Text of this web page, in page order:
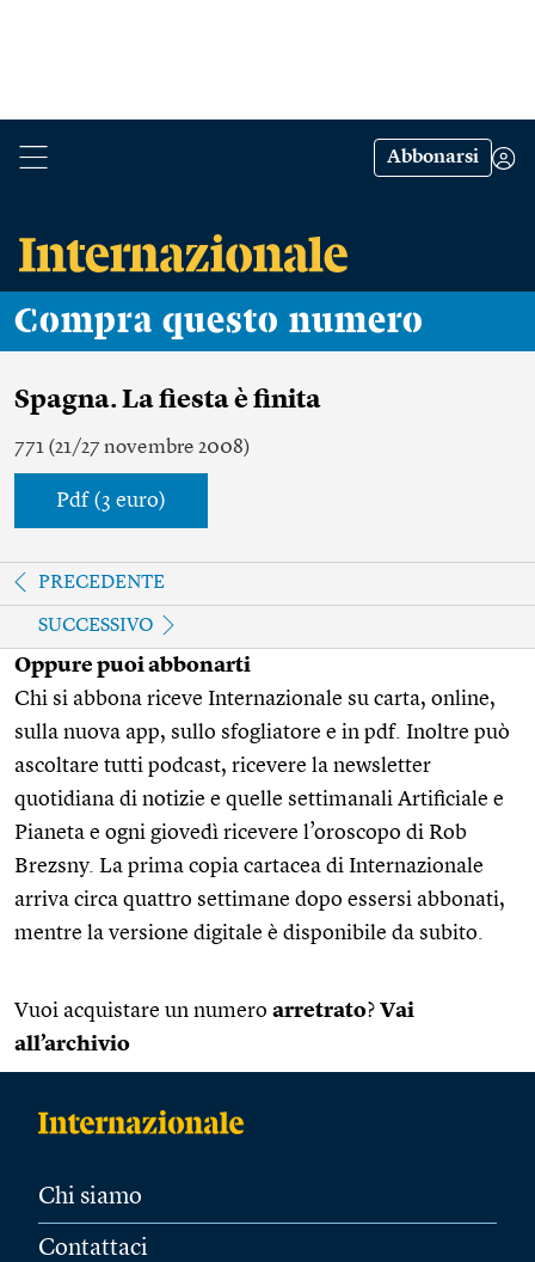
Abbonarsi
Compra questo numero
Spagna. La fiesta è finita
771 (21/27 novembre 2008)
Pdf (3 euro)
PRECEDENTE
SUCCESSIVO
Oppure puoi abbonarti
Chi si abbona riceve Internazionale su carta, online,
sulla nuova app, sullo sfogliatore e in pdf. Inoltre può
ascoltare tutti podcast, ricevere la newsletter
quotidiana di notizie e quelle settimanali Artificiale e
Pianeta e ogni giovedì ricevere l’oroscopo di Rob
Brezsny. La prima copia cartacea di Internazionale
arriva circa quattro settimane dopo essersi abbonati,
mentre la versione digitale è disponibile da subito.
Vuoi acquistare un numero arretrato? Vai
all’archivio
Chi siamo
Contattaci